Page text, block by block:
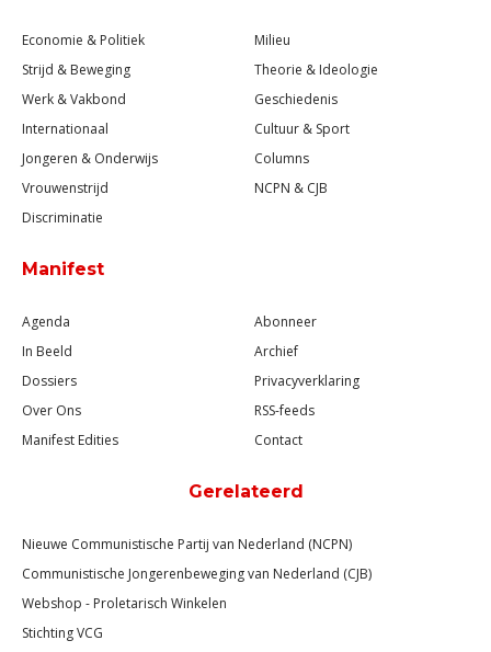
Economie & Politiek
Strijd & Beweging
Werk & Vakbond
Internationaal
Jongeren & Onderwijs
Vrouwenstrijd
Discriminatie
Milieu
Theorie & Ideologie
Geschiedenis
Cultuur & Sport
Columns
NCPN & CJB
Manifest
Agenda
In Beeld
Dossiers
Over Ons
Manifest Edities
Abonneer
Archief
Privacyverklaring
RSS-feeds
Contact
Gerelateerd
Nieuwe Communistische Partij van Nederland (NCPN)
Communistische Jongerenbeweging van Nederland (CJB)
Webshop - Proletarisch Winkelen
Stichting VCG